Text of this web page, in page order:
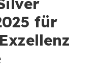
für